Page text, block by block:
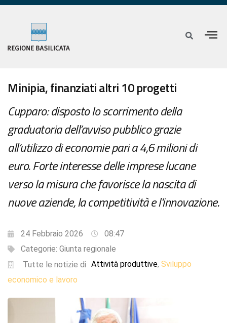
Minipia, finanziati altri 10 progetti
Cupparo: disposto lo scorrimento della
graduatoria dell’avviso pubblico grazie
all’utilizzo di economie pari a 4,6 milioni di
euro. Forte interesse delle imprese lucane
verso la misura che favorisce la nascita di
nuove aziende, la competitività e l'innovazione.
24 Febbraio 2026
08:47
Categorie: Giunta regionale
Tutte le notizie di Attività produttive, Sviluppo
economico e lavoro